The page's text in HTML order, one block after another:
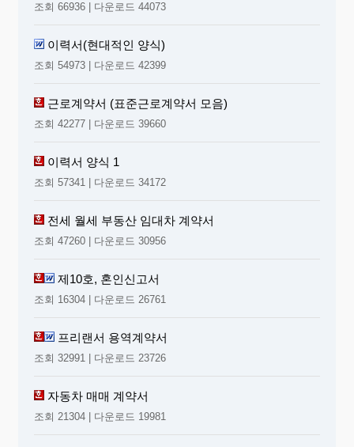
조회 66936 | 다운로드 44073
이력서(현대적인 양식)
조회 54973 | 다운로드 42399
근로계약서 (표준근로계약서 모음)
조회 42277 | 다운로드 39660
이력서 양식 1
조회 57341 | 다운로드 34172
전세 월세 부동산 임대차 계약서
조회 47260 | 다운로드 30956
제10호, 혼인신고서
조회 16304 | 다운로드 26761
프리랜서 용역계약서
조회 32991 | 다운로드 23726
자동차 매매 계약서
조회 21304 | 다운로드 19981